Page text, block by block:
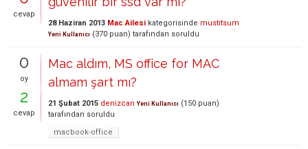
cevap
28 Haziran 2013 Mac Ailesi kategorisinde mustitsum
Yeni Kullanıcı (370 puan) tarafından soruldu
0
oy
2
cevap
Mac aldım, MS office for MAC
almam şart mı?
21 Şubat 2015 denizcan Yeni Kullanıcı (150 puan)
tarafından soruldu
macbook-office